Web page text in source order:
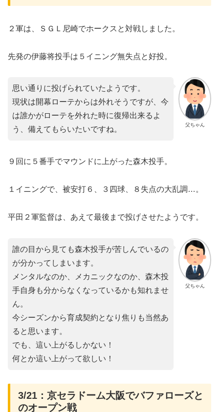
２軍は、ＳＧＬ尼崎でホークスと対戦しました。
先発の伊藤将投手は５イニング無失点と好投。
父ちゃん
思い通りに投げられていたようです。
現状は開幕ローテからは外れそうですが、今
は誰かがローテを外れた時に復帰出来るよ
う、備えてもらいたいですね。
９回に５番手でマウンドに上がった森木投手。
１イニングで、被安打６、３四球、８失点の大乱調…。
平田２軍監督は、あえて最後まで投げさせたようです。
父ちゃん
誰の目から見ても森木投手が苦しんでいるの
が分かってしまいます。
メンタルなのか、メカニックなのか、森木投
手自身も分からなくなっているかも知れませ
ん。
今シーズンから育成契約となり焦りも当然あ
ると思います。
でも、這い上がるしかない！
何とか這い上がって欲しい！
3/21：京セラドーム大阪でバファローズと
のオープン戦